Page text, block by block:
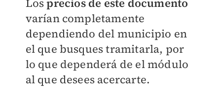
varían completamente
dependiendo del municipio en
el que busques tramitarla, por
lo que dependerá de el módulo
al que desees acercarte.